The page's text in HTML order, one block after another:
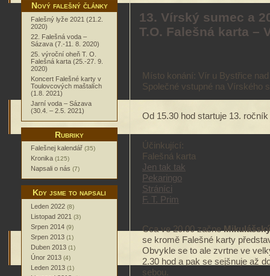
Nový falešný články
Falešný lyže 2021 (21.2.
2020)
22. Falešná voda –
Sázava (7.-11. 8. 2020)
25. výroční oheň T. O.
Falešná karta (25.-27. 9.
2020)
Koncert Falešné karty v
Toulovcových maštalích
(1.8. 2021)
Jarní voda – Sázava
(30.4. – 2.5. 2021)
Rubriky
Falešnej kalendář (35)
Kronika (125)
Napsali o nás (7)
Kdy jsme to napsali
Leden 2022 (8)
Listopad 2021 (3)
Srpen 2014 (9)
Srpen 2013 (1)
Duben 2013 (1)
Únor 2013 (4)
Leden 2013 (1)
13. Vírský sumec a
T.O. Falešná karta –
Místo konání: Vír u Bystřice
Společné vstupné na Vírského
Od 15.30 hod startuje 13.
Účinkující:
Falešná karta
Jen tak tak
Pekaringo
Stráníci
F. T. Prim
Cca ve 20.00 začneMikulášský
se kromě Falešné karty
Obvykle se to ale zvrtne ve
2.30 hod a pak se sejšnuje až
sebou.